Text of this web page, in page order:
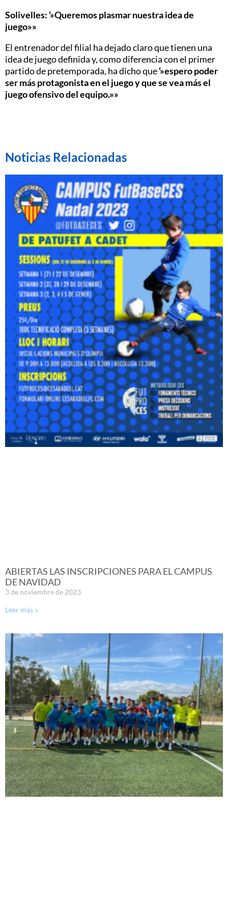
Solivelles: ‘»Queremos plasmar nuestra idea de
juego»»
El entrenador del filial ha dejado claro que tienen una
idea de juego definida y, como diferencia con el primer
partido de pretemporada, ha dicho que‘»espero poder
ser más protagonista en el juego y que se vea más el
juego ofensivo del equipo.»»
Noticias Relacionadas
ABIERTAS LAS INSCRIPCIONES PARA EL CAMPUS
DE NAVIDAD
3 de noviembre de 2023
Leer más »